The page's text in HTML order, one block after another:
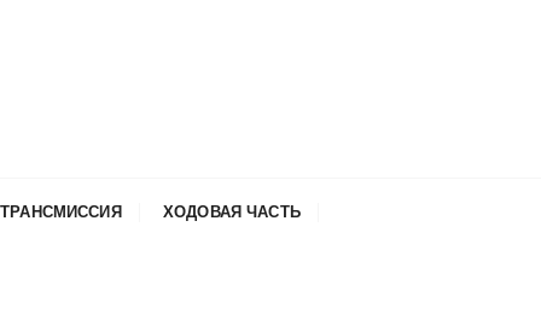
ТРАНСМИССИЯ ХОДОВАЯ ЧАСТЬ